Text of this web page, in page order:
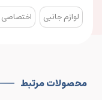
لوازم جانبی اختصاصی ps5
محصولات مرتبط